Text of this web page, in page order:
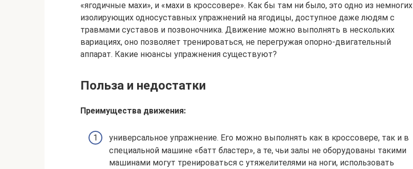
«ягодичные махи», и «махи в кроссовере». Как бы там ни было, это одно из немногих
изолирующих односуставных упражнений на ягодицы, доступное даже людям с
травмами суставов и позвоночника. Движение можно выполнять в нескольких
вариациях, оно позволяет тренироваться, не перегружая опорно-двигательный
аппарат. Какие нюансы упражнения существуют?
Польза и недостатки
Преимущества движения:
универсальное упражнение. Его можно выполнять как в кроссовере, так и в
специальной машине «батт бластер», а те, чьи залы не оборудованы такими
машинами могут тренироваться с утяжелителями на ноги, использовать